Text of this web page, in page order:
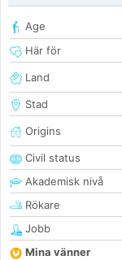
Age
Här för
Land
Stad
Origins
Civil status
Akademisk nivå
Rökare
Jobb
Mina vänner